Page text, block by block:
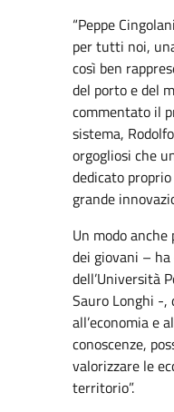
“Peppe
per tutti noi,
così ben
del porto e del
commentato il
sistema,
orgogliosi che
dedicato
grande
Un modo
dei giovani –
dell’Università
Sauro Longhi -,
all’economia e
conoscenze,
valorizzare le
territorio”.